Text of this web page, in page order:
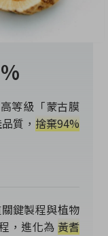
%
等級「蒙古膜
質， 捨棄94%
鍵製程與植物
，進化為 黃耆